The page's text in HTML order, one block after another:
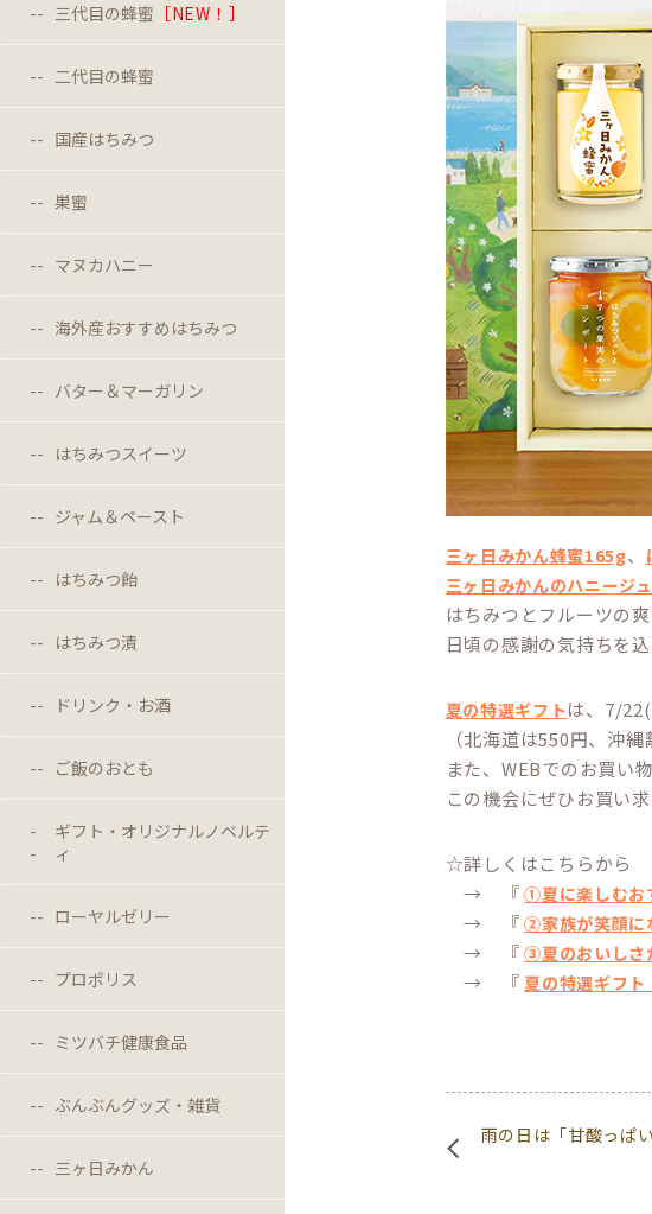
三代目の蜂蜜 ［NEW！］
二代目の蜂蜜
国産はちみつ
巣蜜
マヌカハニー
海外産おすすめはちみつ
バター＆マーガリン
はちみつスイーツ
ジャム＆ペースト
はちみつ飴
はちみつ漬
ドリンク・お酒
ご飯のおとも
ギフト・オリジナルノベルテ
ィ
ローヤルゼリー
プロポリス
ミツバチ健康食品
ぶんぶんグッズ・雑貨
三ヶ日みかん
三ヶ日みかん蜂蜜165g、
三ヶ日みかんのハニージ
はちみつとフルーツの
日頃の感謝の気持ちを
夏の特選ギフトは、7/
（北海道は550円、沖
また、WEBでのお買い
この機会にぜひお買い
☆詳しくはこちらから
→ 『①夏に楽しむお
→ 『②家族が笑顔に
→ 『③夏のおいしさ
→ 『夏の特選ギフ
雨の日は「甘酸っぱ